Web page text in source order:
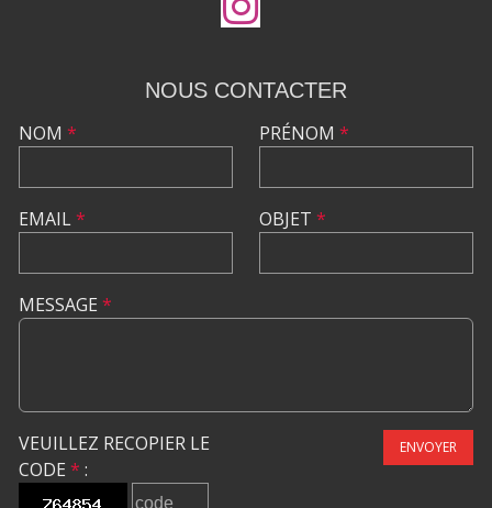
NOUS CONTACTER
NOM *
EMAIL*
PRÉNOM *
OBJET *
MESSAGE *
VEUILLEZ RECOPIER LE
CODE * :
ENVOYER